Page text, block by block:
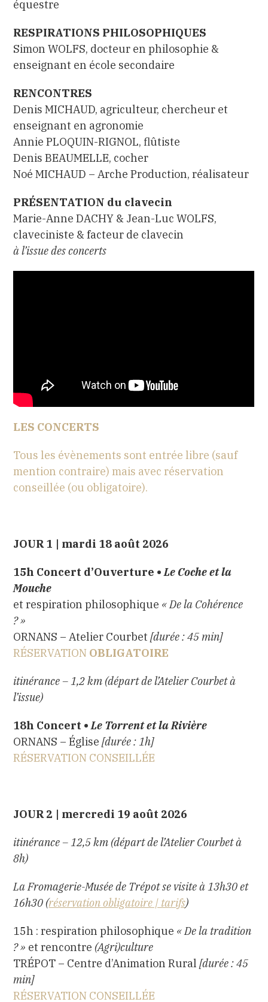
équestre
RESPIRATIONS PHILOSOPHIQUES
Simon WOLFS, docteur en philosophie &
enseignant en école secondaire
RENCONTRES
Denis MICHAUD, agriculteur, chercheur et
enseignant en agronomie
Annie PLOQUIN-RIGNOL, flûtiste
Denis BEAUMELLE, cocher
Noé MICHAUD – Arche Production, réalisateur
PRÉSENTATION du clavecin
Marie-Anne DACHY & Jean-Luc WOLFS,
claveciniste & facteur de clavecin
à l’issue des concerts
LES CONCERTS
Tous les évènements sont entrée libre (sauf
mention contraire) mais avec réservation
conseillée (ou obligatoire).
JOUR 1 | mardi 18 août 2026
15h Concert d’Ouverture • Le Coche et la
Mouche
et respiration philosophique «De la Cohérence
? »
ORNANS – Atelier Courbet[durée : 45 min]
RÉSERVATION OBLIGATOIRE
itinérance – 1,2 km (départ de l’Atelier Courbet à
l’issue)
18h Concert • Le Torrent et la Rivière
ORNANS – Église [durée : 1h]
RÉSERVATION CONSEILLÉE
JOUR 2 | mercredi 19 août 2026
itinérance – 12,5 km (départ de l’Atelier Courbet à
8h)
La Fromagerie-Musée de Trépot se visite à 13h30 et
16h30 (réservation obligatoire | tarifs)
15h : respiration philosophique «De la tradition
? » et rencontre (Agri)culture
TRÉPOT – Centre d’Animation Rural[durée : 45
min]
RÉSERVATION CONSEILLÉE